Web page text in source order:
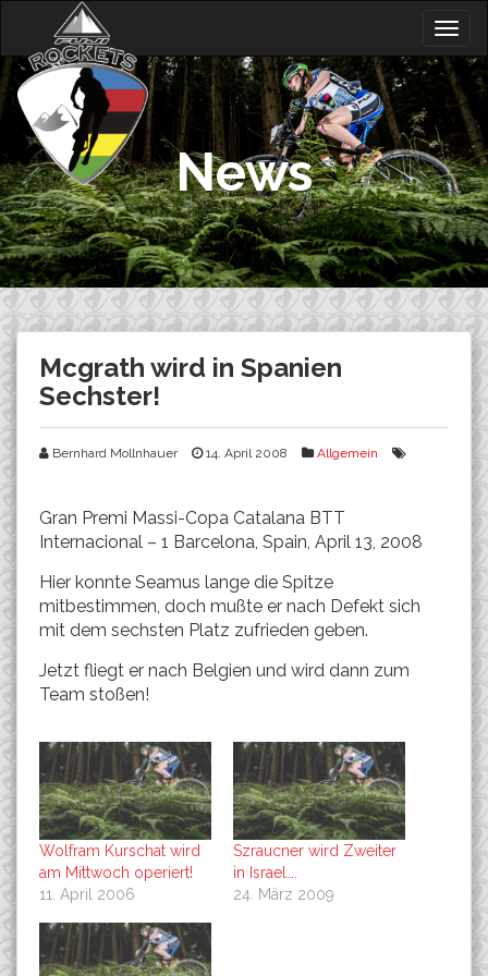
content
News
Mcgrath wird in Spanien
Sechster!
Bernhard Mollnhauer 14. April 2008 Allgemein
Gran Premi Massi-Copa Catalana BTT
Internacional – 1 Barcelona, Spain, April 13, 2008
Hier konnte Seamus lange die Spitze
mitbestimmen, doch mußte er nach Defekt sich
mit dem sechsten Platz zufrieden geben.
Jetzt fliegt er nach Belgien und wird dann zum
Team stoßen!
Wolfram Kurschat wird
am Mittwoch operiert!
11. April 2006
Szraucner wird Zweiter
in Israel….
24. März 2009